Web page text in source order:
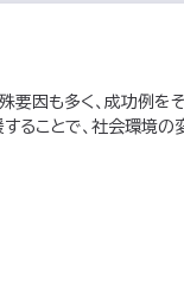
因も多く、成功例を
ることで、社会環境の